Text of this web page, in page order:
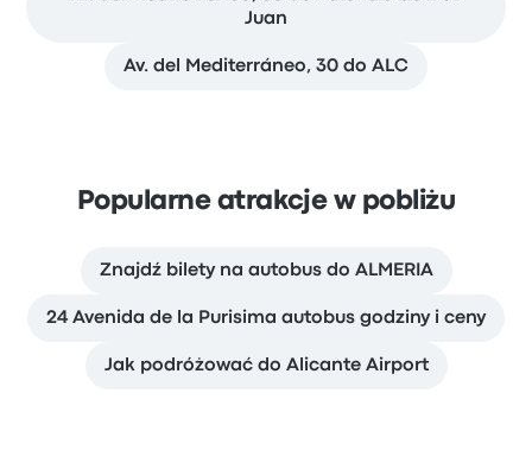
Juan
Av. del Mediterráneo, 30 do ALC
Popularne atrakcje w pobliżu
Znajdź bilety na autobus do ALMERIA
24 Avenida de la Purisima autobus godziny i ceny
Jak podróżować do Alicante Airport